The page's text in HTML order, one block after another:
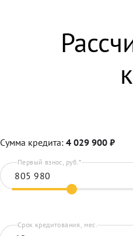
Сумма кредита: 4 029 900 ₽
Первый взнос, руб.*
Срок кредитования, мес.